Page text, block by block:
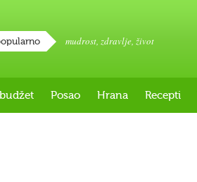
mudrost, zdravlje, život
Posao Hrana Recepti